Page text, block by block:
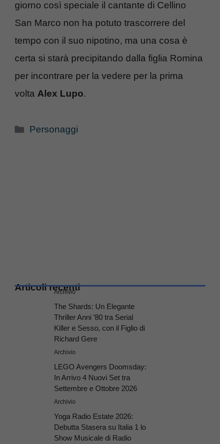
giorno così speciale il cantante di Cellino
San Marco non ha potuto trascorrere del
tempo con il suo nipotino, ma una cosa è
certa si starà precipitando dalla figlia Romina
per incontrare per la vedere per la prima
volta Alex Lupo.
Categorie
Personaggi
Articoli recenti
Archivio
The Shards: Un Elegante
Thriller Anni ’80 tra Serial
Killer e Sesso, con il Figlio di
Richard Gere
Archivio
LEGO Avengers Doomsday:
In Arrivo 4 Nuovi Set tra
Settembre e Ottobre 2026
Archivio
Yoga Radio Estate 2026:
Debutta Stasera su Italia 1 lo
Show Musicale di Radio